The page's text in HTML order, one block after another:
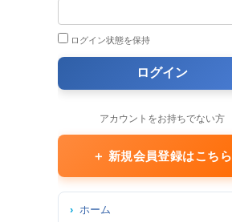
ログイン状態を保持
アカウントをお持ちでない方
＋ 新規会員登録はこちら
ホーム